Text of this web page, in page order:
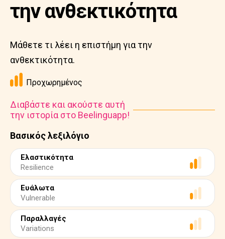
Βασικός λεξιλόγιο
Ελαστικότητα
Resilience
Ευάλωτα
Vulnerable
Παραλλαγές
Variations
την ανθεκτικότητα
Μάθετε τι λέει η επιστήμη για την
ανθεκτικότητα.
Προχωρημένος
Διαβάστε και ακούστε αυτή
την ιστορία στο Beelinguapp!